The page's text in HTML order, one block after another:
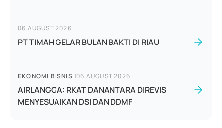
06 AUGUST 2026
PT TIMAH GELAR BULAN BAKTI DI RIAU
EKONOMI BISNIS |06 AUGUST 2026
AIRLANGGA: RKAT DANANTARA DIREVISI
MENYESUAIKAN DSI DAN DDMF